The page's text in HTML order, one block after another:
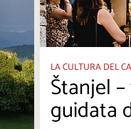
LA CULTURA DEL
Štanjel
guidata